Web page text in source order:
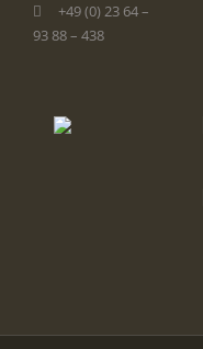
+49 (0) 23 64 –
93 88 – 438